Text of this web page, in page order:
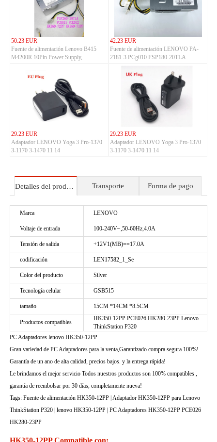
50.23 EUR
Fuente de alimentación Lenovo B415
M4200R 10Pin Power Supply,
42.23 EUR
Fuente de alimentación LENOVO PA-
2181-3 PCg010 FSP180-20TLA
29.23 EUR
Adaptador LENOVO Yoga 3 Pro-1370
3-1170 3-1470 11 14
29.23 EUR
Adaptador LENOVO Yoga 3 Pro-1370
3-1170 3-1470 11 14
Detalles del producto Transporte Forma de pago
Marca LENOVO
Voltaje de entrada 100-240V~,50-60Hz,4.0A
Tensión de salida +12V1(MB)==17.0A
codificación LEN17582_1_Se
Color del producto Silver
Tecnología celular GSB515
tamaño 15CM *14CM *8.5CM
Productos compatibles
HK350-12PP PCE026 HK280-23PP Lenovo
ThinkStation P320
PC Adaptadores lenovo HK350-12PP
Gran variedad de PC Adaptadores para la venta,Garantizado compra segura 100%!
Garantía de un ano de alta calidad, precios bajos. y la entrega rápida!
Le brindamos el mejor servicio Todos nuestros productos son 100% compatibles ,
garantía de reembolsar por 30 días, completamente nueva!
Tags: Fuente de alimentación HK350-12PP | Adaptador HK350-12PP para Lenovo
ThinkStation P320 | lenovo HK350-12PP | PC Adaptadores HK350-12PP PCE026
HK280-23PP
HK350-12PP Compatible con: